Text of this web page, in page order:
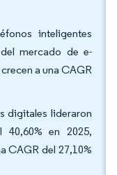
inteligentes
mercado de e-
a una CAGR
digitales lideraron
en 2025,
CAGR del 27,10%